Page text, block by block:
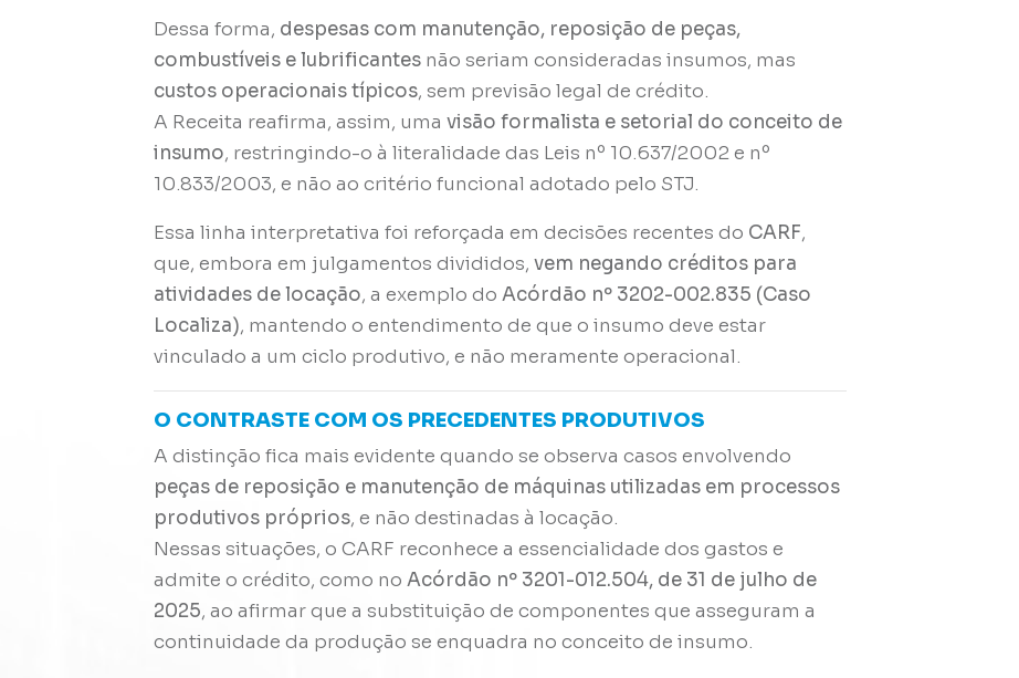
Dessa forma, despesas com manutenção, reposição de peças,
combustíveis e lubrificantes não seriam consideradas insumos, mas
custos operacionais típicos, sem previsão legal de crédito.
A Receita reafirma, assim, umavisão formalista e setorial do conceito de
insumo, restringindo-o à literalidade das Leis nº 10.637/2002 e nº
10.833/2003, e não ao critério funcional adotado pelo STJ.
Essa linha interpretativa foi reforçada em decisões recentes do CARF,
que, embora em julgamentos divididos,vem negando créditos para
atividades de locação, a exemplo doAcórdão nº 3202-002.835 (Caso
Localiza), mantendo o entendimento de que o insumo deve estar
vinculado a um ciclo produtivo, e não meramente operacional.
O CONTRASTE COM OS PRECEDENTES PRODUTIVOS
A distinção fica mais evidente quando se observa casos envolvendo
peças de reposição e manutenção de máquinas utilizadas em processos
produtivos próprios, e não destinadas à locação.
Nessas situações, o CARF reconhece a essencialidade dos gastos e
admite o crédito, como noAcórdão nº 3201-012.504, de 31 de julho de
2025, ao afirmar que a substituição de componentes que asseguram a
continuidade da produção se enquadra no conceito de insumo.